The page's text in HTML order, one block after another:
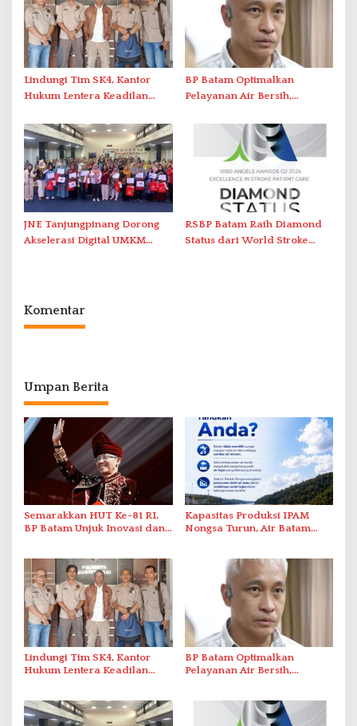
Lindungi Tim SK4, Kantor
Hukum Lentera Keadilan
Perlawanan ke Petugas di
Bukik Batarah
BP Batam Optimalkan
Pelayanan Air Bersih,
Gunakan Air Secara Bijak
JNE Tanjungpinang Dorong
Akselerasi Digital UMKM
RSBP Batam Raih Diamond
Status dari World Stroke
Komentar
Umpan Berita
Semarakkan HUT Ke-81 RI,
BP Batam Unjuk Inovasi dan
Kapasitas Produksi IPAM
Nongsa Turun, Air Batam
Lindungi Tim SK4, Kantor
Hukum Lentera Keadilan
Bukik Batarah
BP Batam Optimalkan
Pelayanan Air Bersih,